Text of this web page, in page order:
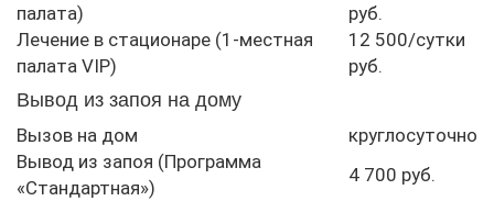
палата)
руб.
Лечение в стационаре (1-местная
палата VIP)
12 500/сутки
руб.
Вывод из запоя на дому
Вызов на дом
круглосуточно
Вывод из запоя (Программа
«Стандартная»)
4 700 руб.